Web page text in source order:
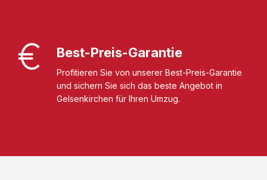
Best-Preis-Garantie
Profitieren Sie von unserer Best-Preis-Garantie
und sichern Sie sich das beste Angebot in
Gelsenkirchen für Ihren Umzug.